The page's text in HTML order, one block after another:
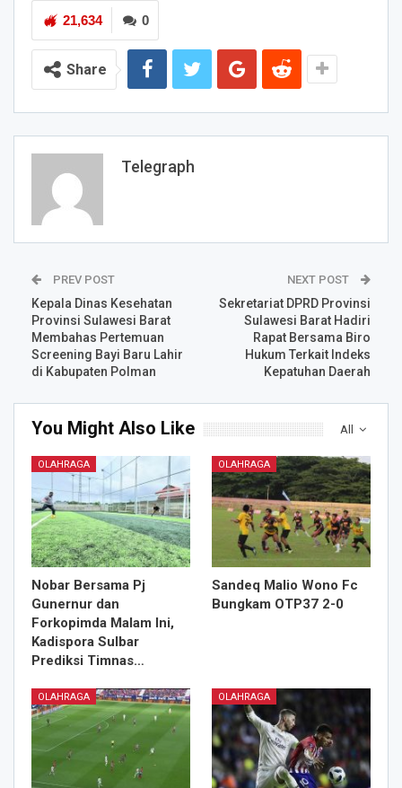
0
21,634
Share
Telegraph
PREV POST
Kepala Dinas Kesehatan
Provinsi Sulawesi Barat
Membahas Pertemuan
Screening Bayi Baru Lahir
di Kabupaten Polman
NEXT POST
Sekretariat DPRD Provinsi
Sulawesi Barat Hadiri
Rapat Bersama Biro
Hukum Terkait Indeks
Kepatuhan Daerah
All
You Might Also Like
OLAHRAGA
Nobar Bersama Pj
Gunernur dan
Forkopimda Malam Ini,
Kadispora Sulbar
Prediksi Timnas…
OLAHRAGA
Sandeq Malio Wono Fc
Bungkam OTP37 2-0
OLAHRAGA OLAHRAGA